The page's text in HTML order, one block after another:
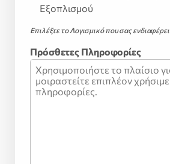
Εξοπλισμού
Επιλέξτε το Λογισμικό που σας ενδιαφέρει
Πρόσθετες Πληροφορίες